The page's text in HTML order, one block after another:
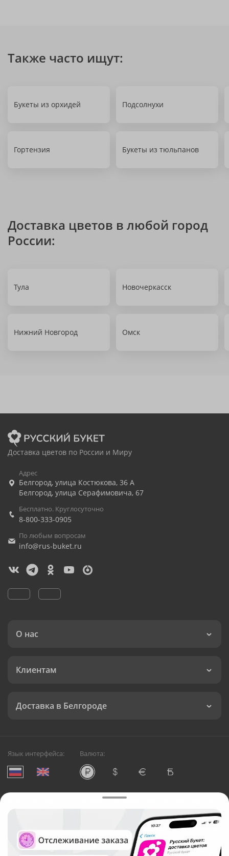
Также часто ищут:
Букеты из орхидей Подсолнухи
Гортензия Букеты из тюльпанов
Доставка цветов в любой город
России:
Тула Новочеркасск
Нижний Новгород Омск
Доставка цветов по России и Миру
Адрес
Белгород, улица Костюкова, 36 А
Белгород, улица Серафимовича, 67
Бесплатно. Круглосуточно
8-800-333-0905
По любым вопросам
info@rus-buket.ru
О нас
Клиентам
Доставка в Белгороде
Язык интерфейса: Валюта:
Служба круглосуточной доставки цветов в Белгороде
Русский Букет, 2026
Общество с ограниченной ответственностью «Технология»
ОГРН: 1195476081745, ИНН: 5410081997
Юридический адрес: г. Новосибирск, ул. Ипподромская,